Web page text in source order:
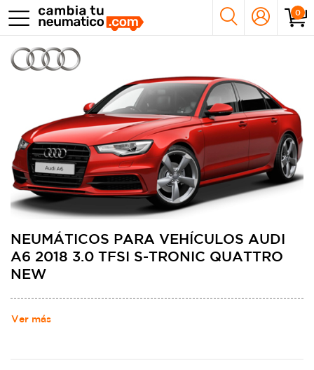
0
NEUMÁTICOS PARA VEHÍCULOS AUDI
A6 2018 3.0 TFSI S-TRONIC QUATTRO
NEW
Ver más